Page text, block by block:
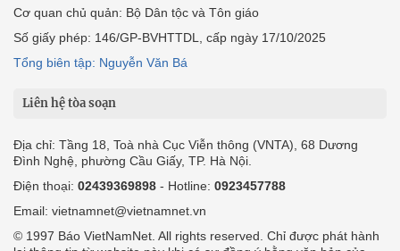
Cơ quan chủ quản: Bộ Dân tộc và Tôn giáo
Số giấy phép: 146/GP-BVHTTDL, cấp ngày 17/10/2025
Tổng biên tập: Nguyễn Văn Bá
Liên hệ tòa soạn
Địa chỉ: Tầng 18, Toà nhà Cục Viễn thông (VNTA), 68 Dương
Đình Nghệ, phường Cầu Giấy, TP. Hà Nội.
Điện thoại: 02439369898 - Hotline: 0923457788
Email: vietnamnet@vietnamnet.vn
© 1997 Báo VietNamNet. All rights reserved. Chỉ được phát hành